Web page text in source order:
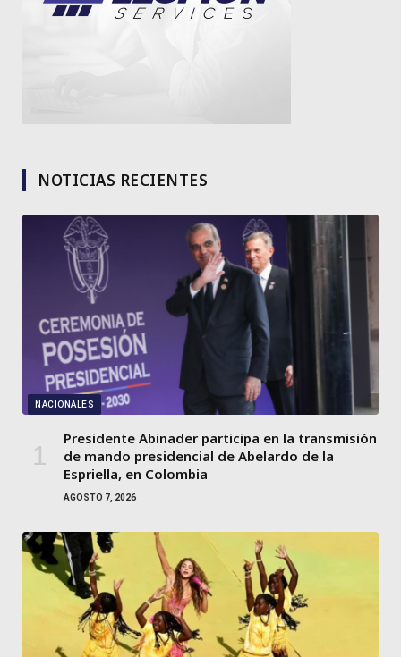
NOTICIAS RECIENTES
NACIONALES
Presidente Abinader participa en la transmisión
de mando presidencial de Abelardo de la
Espriella, en Colombia
AGOSTO 7, 2026